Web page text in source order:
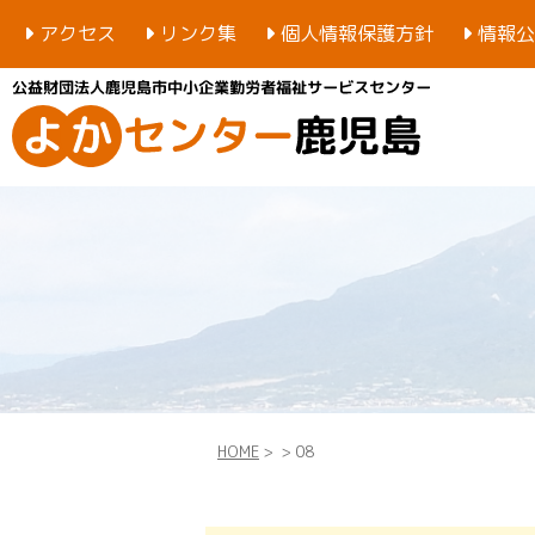
アクセス リンク集 個人情報保護方針 情報
HOME > > 08